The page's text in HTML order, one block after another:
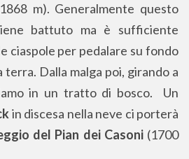
m). Generalmente questo
battuto ma è sufficiente
ciaspole per pedalare su fondo
Dalla malga poi, girando a
in un tratto di bosco. Un
in discesa nella neve ci porterà
del Pian dei Casoni(1700